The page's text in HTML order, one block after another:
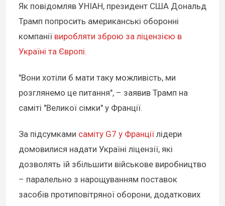
Як повідомляв УНІАН, президент США Дональд
Трамп попросить американські оборонні
компанії виробляти зброю за ліцензією в
Україні та Європі.
"Вони хотіли б мати таку можливість, ми
розглянемо це питання", – заявив Трамп на
саміті "Великої сімки" у Франції.
За підсумками саміту G7 у Франції лідери
домовилися надати Україні ліцензії, які
дозволять їй збільшити військове виробництво
– паралельно з нарощуванням поставок
засобів протиповітряної оборони, додаткових